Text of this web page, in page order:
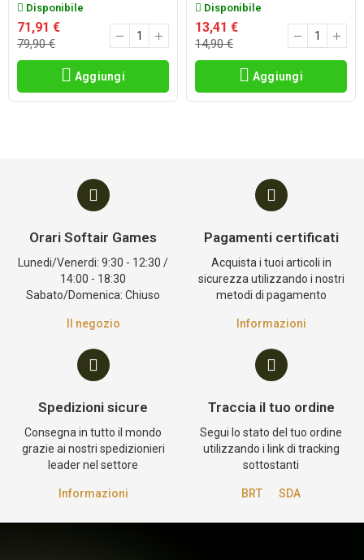
Disponibile
71,91 €
79,90 €
Aggiungi
Disponibile
13,41 €
14,90 €
Aggiungi
Orari Softair Games
Lunedi/Venerdi: 9:30 - 12:30 /
14:00 - 18:30
Sabato/Domenica: Chiuso
Il negozio
Pagamenti certificati
Acquista i tuoi articoli in
sicurezza utilizzando i nostri
metodi di pagamento
Informazioni
Spedizioni sicure
Consegna in tutto il mondo
grazie ai nostri spedizionieri
leader nel settore
Informazioni
Traccia il tuo ordine
Segui lo stato del tuo ordine
utilizzando i link di tracking
sottostanti
BRT SDA